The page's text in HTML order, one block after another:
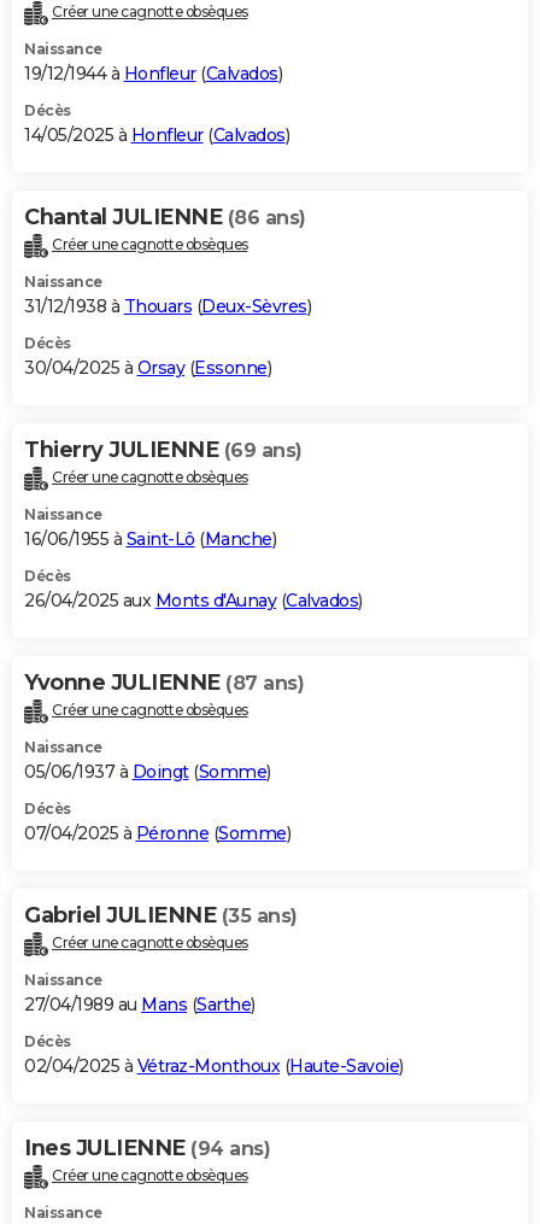
Créer une cagnotte obsèques
Naissance
19/12/1944 à Honfleur(Calvados)
Décès
14/05/2025 à Honfleur(Calvados)
Chantal JULIENNE (86 ans)
Créer une cagnotte obsèques
Naissance
31/12/1938 à Thouars (Deux-Sèvres)
Décès
30/04/2025 à Orsay(Essonne)
Thierry JULIENNE (69 ans)
Créer une cagnotte obsèques
Naissance
16/06/1955 à Saint-Lô (Manche)
Décès
26/04/2025 aux Monts d'Aunay(Calvados)
Yvonne JULIENNE (87 ans)
Créer une cagnotte obsèques
Naissance
05/06/1937 à Doingt(Somme)
Décès
07/04/2025 à Péronne (Somme)
Gabriel JULIENNE (35 ans)
Créer une cagnotte obsèques
Naissance
27/04/1989 au Mans (Sarthe)
Décès
02/04/2025 à Vétraz-Monthoux(Haute-Savoie)
Ines JULIENNE (94 ans)
Créer une cagnotte obsèques
Naissance